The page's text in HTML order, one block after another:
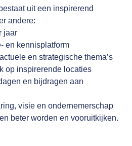
uit een inspirerend
andere:
jaar
en kennisplatform
en strategische thema’s
op inspirerende locaties
en bijdragen aan
visie en ondernemerschap
beter worden en vooruitkijken.